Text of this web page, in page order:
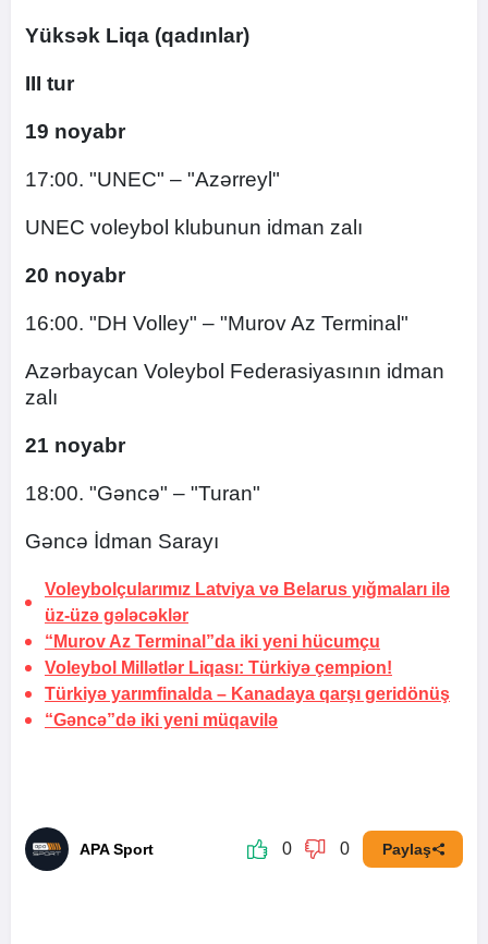
Yüksək Liqa (qadınlar)
III tur
19 noyabr
17:00. "UNEC" – "Azərreyl"
UNEC voleybol klubunun idman zalı
20 noyabr
16:00. "DH Volley" – "Murov Az Terminal"
Azərbaycan Voleybol Federasiyasının idman
zalı
21 noyabr
18:00. "Gəncə" – "Turan"
Gəncə İdman Sarayı
Voleybolçularımız Latviya və Belarus yığmaları ilə
üz-üzə gələcəklər
“Murov Az Terminal”da iki yeni hücumçu
Voleybol Millətlər Liqası: Türkiyə çempion!
Türkiyə yarımfinalda – Kanadaya qarşı geridönüş
“Gəncə”də iki yeni müqavilə
APA Sport 0 0 Paylaş